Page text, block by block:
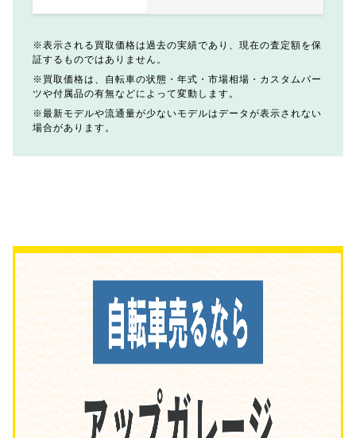
表示される買取価格は過去の実績であり、現在の査定額を保
証するものではありません。
買取価格は、自転車の状態・年式・市場相場・カスタムパー
ツや付属品の有無などによって変動します。
最新モデルや流通量が少ないモデルはデータが表示されない
場合があります。